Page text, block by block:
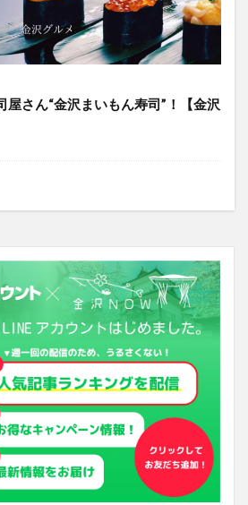
屋さん“金沢まいもん寿司”！【金沢